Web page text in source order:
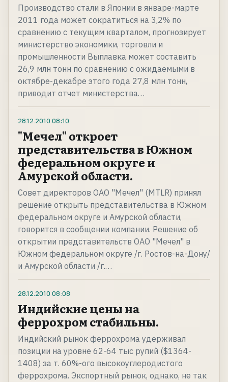
Производство стали в Японии в январе-марте
2011 года может сократиться на 3,2% по
сравнению с текущим кварталом, прогнозирует
министерство экономики, торговли и
промышленности Выплавка может составить
26,9 млн тонн по сравнению с ожидаемыми в
октябре-декабре этого года 27,8 млн тонн,
приводит отчет министерства…
28.12.2010 08:10
"Мечел" откроет
представительства в Южном
федеральном округе и
Амурской области.
Совет директоров ОАО "Мечел" (MTLR) принял
решение открыть представительства в Южном
федеральном округе и Амурской области,
говорится в сообщении компании. Решение об
открытии представительств ОАО "Мечел" в
Южном федеральном округе /г. Ростов-на-Дону/
и Амурской области /г.…
28.12.2010 08:08
Индийские цены на
феррохром стабильны.
Индийский рынок феррохрома удерживал
позиции на уровне 62-64 тыс рупий ($1364-
1408) за т. 60%-ого высокоуглеродистого
феррохрома. Экспортный рынок, однако, не так